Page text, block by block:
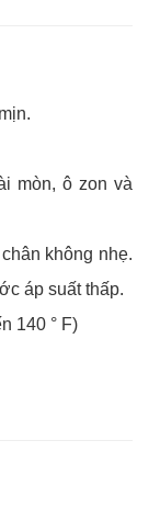
mòn, ô zon và
không nhẹ.
áp suất thấp.
140 ° F)